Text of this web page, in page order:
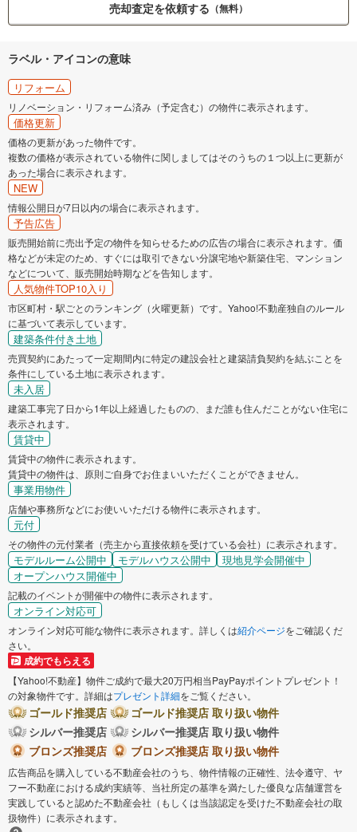
売却査定を依頼する （無料）
ラベル・アイコンの意味
リフォーム
リノベーション・リフォーム済み（予定含む）の物件に表示されます。
価格更新
価格の更新があった物件です。
複数の価格が表示されている物件に関しましてはそのうちの１つ以上に更新が
あった場合に表示されます。
NEW
情報公開日が7日以内の場合に表示されます。
予告広告
販売開始前に売出予定の物件を知らせるための広告の場合に表示されます。価
格などが未定のため、すぐには取引できない分譲宅地や新築住宅、マンション
などについて、販売開始時期などを告知します。
人気物件TOP10入り
市区町村・駅ごとのランキング（火曜更新）です。Yahoo!不動産独自のルール
に基づいて表示しています。
建築条件付き土地
売買契約にあたって一定期間内に特定の建設会社と建築請負契約を結ぶことを
条件にしている土地に表示されます。
未入居
建築工事完了日から1年以上経過したものの、まだ誰も住んだことがない住宅に
表示されます。
賃貸中
賃貸中の物件に表示されます。
賃貸中の物件は、原則ご自身でお住まいいただくことができません。
事業用物件
店舗や事務所などにお使いいただける物件に表示されます。
元付
その物件の元付業者（売主から直接依頼を受けている会社）に表示されます。
モデルルーム公開中 モデルハウス公開中
現地見学会開催中
オープンハウス開催中
記載のイベントが開催中の物件に表示されます。
オンライン対応可
オンライン対応可能な物件に表示されます。詳しくは紹介ページをご確認くだ
さい。
成約でもらえる
【Yahoo!不動産】物件ご成約で最大20万円相当PayPayポイントプレゼント！
の対象物件です。詳細はプレゼント詳細をご覧ください。
ゴールド推奨店
ゴールド推奨店 取り扱い物件
シルバー推奨店
シルバー推奨店 取り扱い物件
ブロンズ推奨店
ブロンズ推奨店 取り扱い物件
広告商品を購入している不動産会社のうち、物件情報の正確性、法令遵守、ヤ
フー不動産における成約実績等、当社所定の基準を満たした優良な店舗運営を
実践していると認めた不動産会社（もしくは当該認定を受けた不動産会社の取
扱物件）に表示されます。